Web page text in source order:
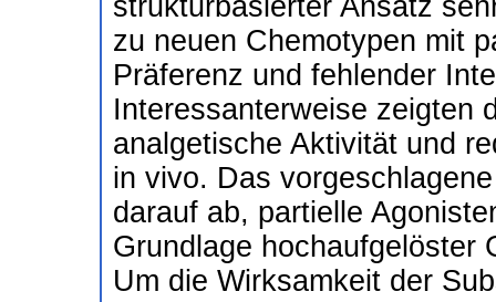
strukturbasierter Ansatz
zu neuen Chemotypen mit
Präferenz und fehlender
Interessanterweise zeigten
analgetische Aktivität und
in vivo. Das
darauf ab, partielle
Grundlage hochaufgelöster
Um die Wirksamkeit der